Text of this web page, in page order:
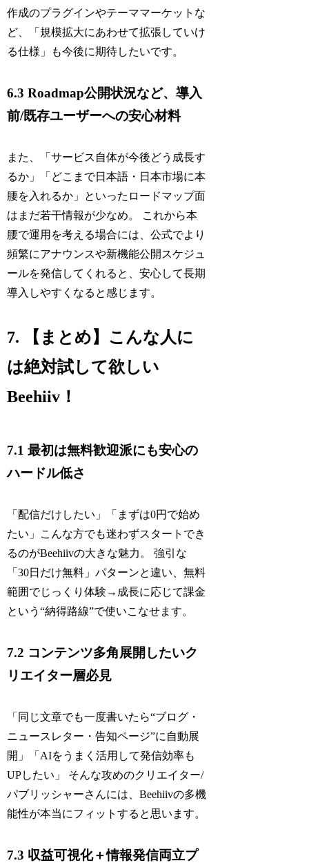
作成のプラグインやテーママーケットな
ど、「規模拡大にあわせて拡張していけ
る仕様」も今後に期待したいです。
6.3 Roadmap公開状況など、導入
前/既存ユーザーへの安心材料
また、「サービス自体が今後どう成長す
るか」「どこまで日本語・日本市場に本
腰を入れるか」といったロードマップ面
はまだ若干情報が少なめ。 これから本
腰で運用を考える場合には、公式でより
頻繁にアナウンスや新機能公開スケジュ
ールを発信してくれると、安心して長期
導入しやすくなると感じます。
7. 【まとめ】こんな人に
は絶対試して欲しい
Beehiiv！
7.1 最初は無料歓迎派にも安心の
ハードル低さ
「配信だけしたい」「まずは0円で始め
たい」こんな方でも迷わずスタートでき
るのがBeehiivの大きな魅力。 強引な
「30日だけ無料」パターンと違い、無料
範囲でじっくり体験→成長に応じて課金
という“納得路線”で使いこなせます。
7.2 コンテンツ多角展開したいク
リエイター層必見
「同じ文章でも一度書いたら“ブログ・
ニュースレター・告知ページ”に自動展
開」「AIをうまく活用して発信効率も
UPしたい」 そんな攻めのクリエイター/
パブリッシャーさんには、Beehiivの多機
能性が本当にフィットすると思います。
7.3 収益可視化＋情報発信両立プ